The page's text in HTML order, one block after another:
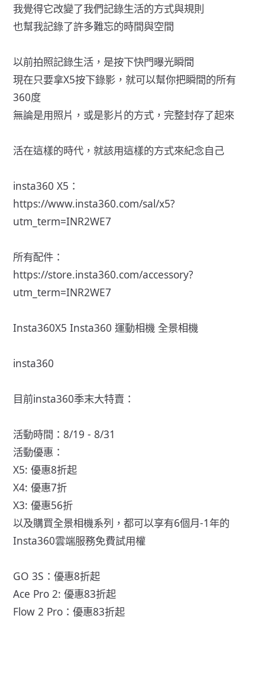
我覺得它改變了我們記錄生活的方式與規則
也幫我記錄了許多難忘的時間與空間
以前拍照記錄生活，是按下快門曝光瞬間
現在只要拿X5按下錄影，就可以幫你把瞬間的所有
360度
無論是用照片，或是影片的方式，完整封存了起來
活在這樣的時代，就該用這樣的方式來紀念自己
insta360 X5：
https://www.insta360.com/sal/x5?
utm_term=INR2WE7
所有配件：
https://store.insta360.com/accessory?
utm_term=INR2WE7
Insta360X5 Insta360 運動相機 全景相機
insta360
目前insta360季末大特賣：
活動時間：8/19 - 8/31
活動優惠：
X5: 優惠8折起
X4: 優惠7折
X3: 優惠56折
以及購買全景相機系列，都可以享有6個月-1年的
Insta360雲端服務免費試用權
GO 3S：優惠8折起
Ace Pro 2: 優惠83折起
Flow 2 Pro：優惠83折起